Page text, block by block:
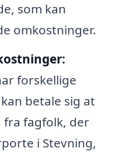
som kan
omkostninger.
forskellige
betale sig at
fagfolk, der
i Stevning,